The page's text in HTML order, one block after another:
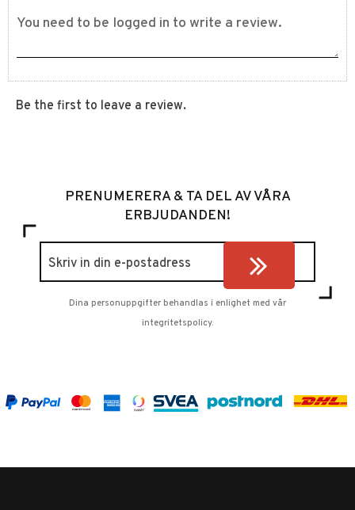
Be the first to leave a review.
PRENUMERERA & TA DEL AV VÅRA
ERBJUDANDEN!
Dina personuppgifter behandlas i enlighet med vår
integritetspolicy.